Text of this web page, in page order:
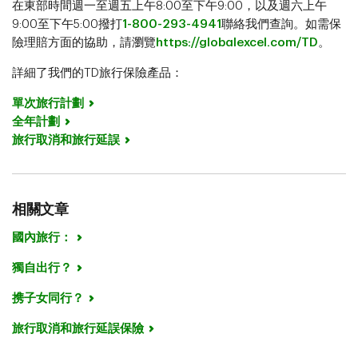
在東部時間週一至週五上午8:00至下午9:00，以及週六上午
9:00至下午5:00撥打1-800-293-4941 聯絡我們查詢。如需保
險理賠方面的協助，請瀏覽 https://globalexcel.com/TD。
詳細了我們的TD旅行保險產品：
單次旅行計劃
全年計劃
旅行取消和旅行延誤
相關文章
國內旅行：
獨自出行？
携子女同行？
旅行取消和旅行延誤保險